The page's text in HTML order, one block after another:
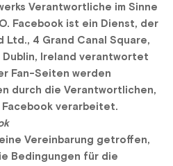
Verantwortliche im Sinne
Facebook ist ein Dienst, der
Ltd., 4 Grand Canal Square,
Dublin, Ireland verantwortet
Fan-Seiten werden
durch die Verantwortlichen,
Facebook verarbeitet.
Vereinbarung getroffen,
Bedingungen für die